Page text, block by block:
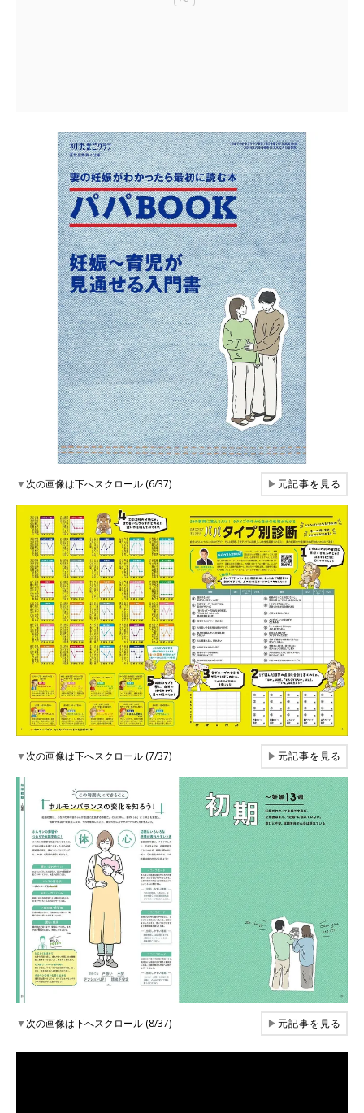
▼次の画像は下へスクロール (6/37) ▶元記事を見る
▼次の画像は下へスクロール (7/37) ▶元記事を見る
▼次の画像は下へスクロール (8/37) ▶元記事を見る